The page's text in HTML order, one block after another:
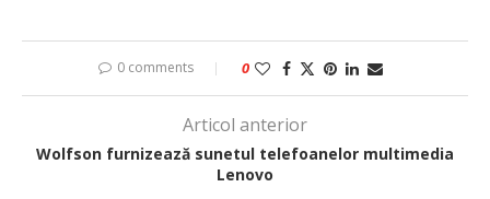
0 comments 0
Articol anterior
Wolfson furnizează sunetul telefoanelor multimedia
Lenovo